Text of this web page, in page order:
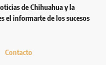
de Chihuahua y la
el informarte de los sucesos
Contacto